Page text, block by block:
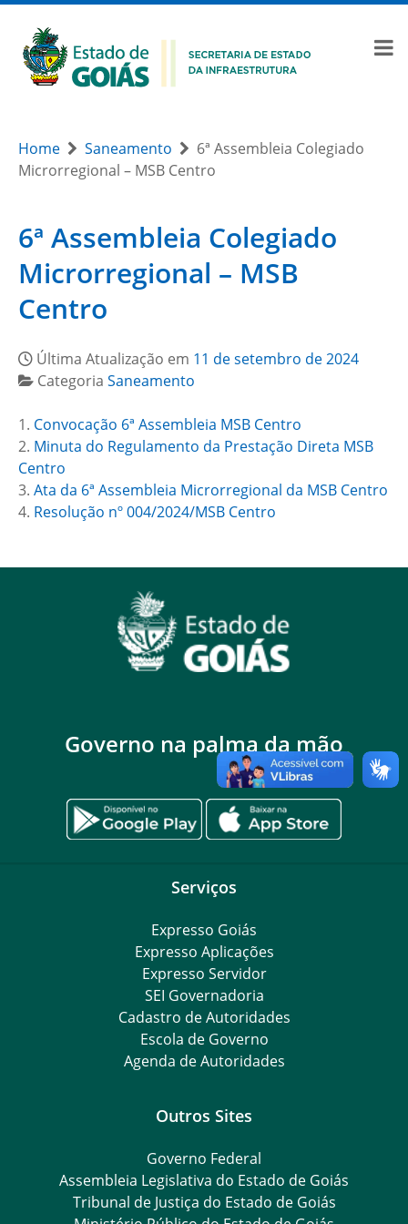
Home Saneamento
6ª Assembleia Colegiado
Microrregional – MSB Centro
6ª Assembleia Colegiado
Microrregional – MSB
Centro
Última Atualização em 11 de setembro de 2024
Categoria Saneamento
1. Convocação 6ª Assembleia MSB Centro
2. Minuta do Regulamento da Prestação Direta MSB
Centro
3. Ata da 6ª Assembleia Microrregional da MSB Centro
4. Resolução nº 004/2024/MSB Centro
Governo na palma da mão
Serviços
Expresso Goiás
Expresso Aplicações
Expresso Servidor
SEI Governadoria
Cadastro de Autoridades
Escola de Governo
Agenda de Autoridades
Outros Sites
Governo Federal
Assembleia Legislativa do Estado de Goiás
Tribunal de Justiça do Estado de Goiás